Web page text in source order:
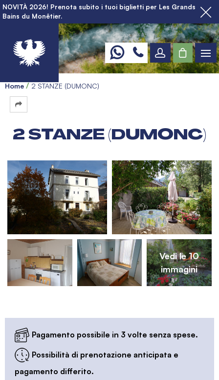
NOVITÀ 2026! Prenota subito i tuoi biglietti per Les Grands
Bains du Monêtier.
Home 2 STANZE (DUMONC)
2 STANZE (DUMONC)
Vedi le 10
immagini
Pagamento possibile in 3 volte senza spese.
Possibilità di prenotazione anticipata e
pagamento differito.